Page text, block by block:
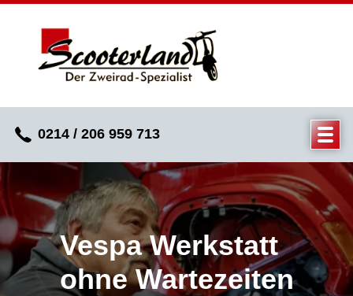
0214 / 206 959 713
Vespa Werkstatt
ohne Wartezeiten